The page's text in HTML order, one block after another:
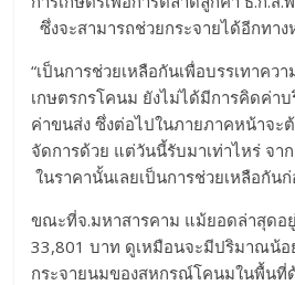
ซึ่งจะสามารถช่วยกระจายได้อีกทาง
“เป็นการช่วยเหลือกันเพื่อบรรเทาคว
เกษตรกรโคนม ยังไม่ได้มีการ
ค่าขนส่ง ซึ่งต่อไปในภายภาคหน้าจะ
จัดการด้วย แต่วันนี้รับมาเท่าไห
ในราคานั้นเลยเป็นการช่วยเหลือกัน
ขณะที่จ.มหาสารคาม แม้ยอดล่าสุดอ
33,801 บาท ดูเหมือนจะมีปริมาณน้อ
กระจายนมของสหกรณ์โคนมในพื้นที่